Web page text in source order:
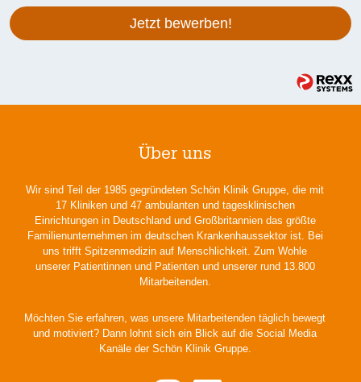
Jetzt bewerben!
Über uns
Wir sind Teil der 1985 gegründeten Schön Klinik Gruppe, die mit
17 Kliniken und 47 ambulanten und tagesklinischen
Einrichtungen in Deutschland und Großbritannien das größte
Familienunternehmen im deutschen Krankenhaussektor ist. Bei
uns trifft Spitzenmedizin auf Menschlichkeit. Zum Wohle
unserer Patientinnen und Patienten und unserer rund 13.800
Mitarbeitenden.
Möchten Sie erfahren, was unsere Mitarbeitenden täglich bewegt
und motiviert? Dann lohnt sich ein Blick auf die Social Media
Kanäle der Schön Klinik Gruppe.